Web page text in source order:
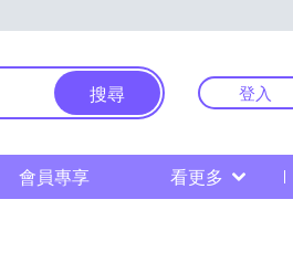
搜尋 登入
會員專享 看更多